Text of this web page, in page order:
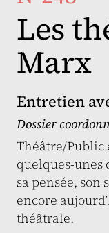
Les
Marx
Entretien
Dossier
Théâtre/Public
quelques-unes
sa pensée, son
encore
théâtrale.